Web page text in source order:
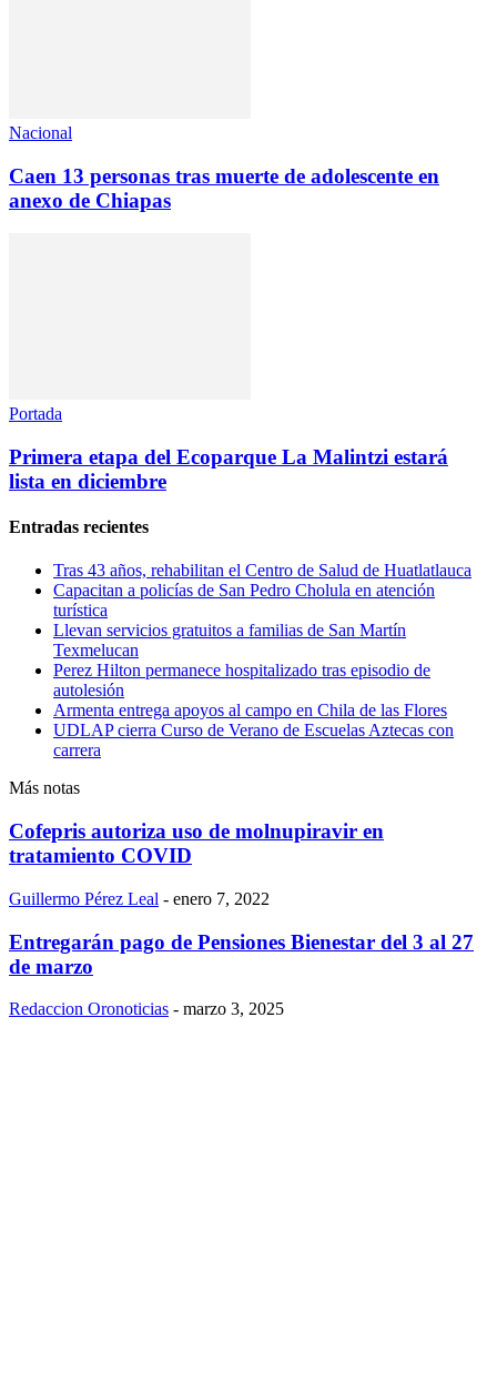
Nacional
Caen 13 personas tras muerte de adolescente en
anexo de Chiapas
Portada
Primera etapa del Ecoparque La Malintzi estará
lista en diciembre
Entradas recientes
Tras 43 años, rehabilitan el Centro de Salud de Huatlatlauca
Capacitan a policías de San Pedro Cholula en atención
turística
Llevan servicios gratuitos a familias de San Martín
Texmelucan
Perez Hilton permanece hospitalizado tras episodio de
autolesión
Armenta entrega apoyos al campo en Chila de las Flores
UDLAP cierra Curso de Verano de Escuelas Aztecas con
carrera
Más notas
Cofepris autoriza uso de molnupiravir en
tratamiento COVID
Guillermo Pérez Leal - enero 7, 2022
Entregarán pago de Pensiones Bienestar del 3 al 27
de marzo
Redaccion Oronoticias - marzo 3, 2025